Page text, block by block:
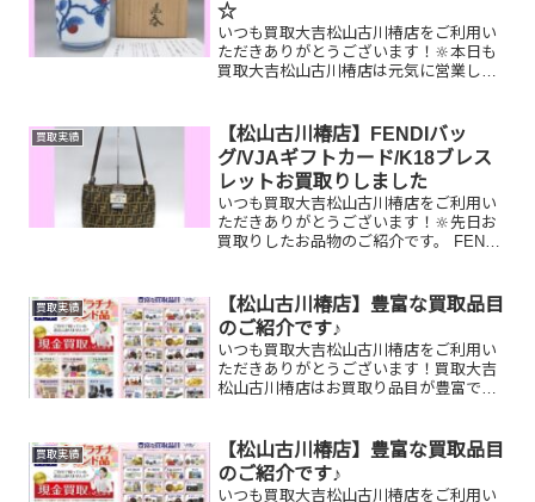
☆
いつも買取大吉松山古川椿店をご利用い
ただきありがとうございます！🔆本日も
買取大吉松山古川椿店は元気に営業して
ールリング エルメス バーキンお家
で眠っているお品物...
買取実績
【松山古川椿店】FENDIバッ
グ/VJAギフトカード/K18ブレス
レットお買取りしました
いつも買取大吉松山古川椿店をご利用い
ただきありがとうございます！🔆先日お
買取りしたお品物のご紹介です。 FENDI
ございませんか？ぜひ買取大吉松山古川
椿店にお査...
買取実績
【松山古川椿店】豊富な買取品目
のご紹介です♪
いつも買取大吉松山古川椿店をご利用い
ただきありがとうございます！買取大吉
松山古川椿店はお買取り品目が豊富で
たものや、片手でお持ちいただけるもの
ならお買取りできるお品が...
買取実績
【松山古川椿店】豊富な買取品目
のご紹介です♪
いつも買取大吉松山古川椿店をご利用い